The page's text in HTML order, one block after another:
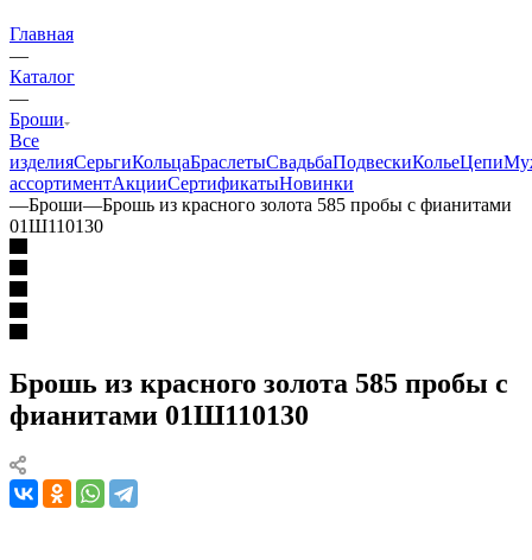
Главная
—
Каталог
—
Броши
Все
изделияСерьгиКольцаБраслетыСвадьбаПодвескиКольеЦепи
ассортиментАкцииСертификатыНовинки
—Броши—Брошь из красного золота 585 пробы с фианитами
01Ш110130
Брошь из красного золота 585 пробы с
фианитами 01Ш110130